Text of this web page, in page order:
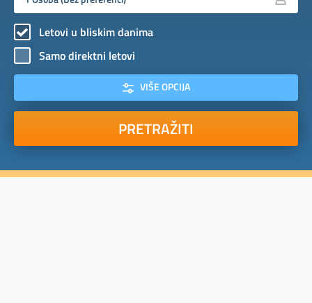
Letovi u bliskim danima
Samo direktni letovi
VIŠE OPCIJA
PRETRAŽITI